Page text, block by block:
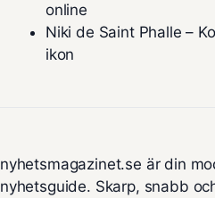
online
Niki de Saint Phalle –
ikon
nyhetsmagazinet.se är din
nyhetsguide. Skarp, snabb